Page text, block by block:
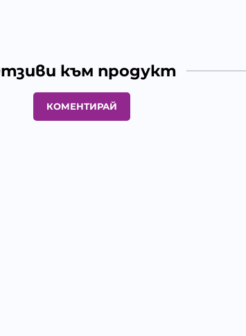
към продукт
КОМЕНТИРАЙ